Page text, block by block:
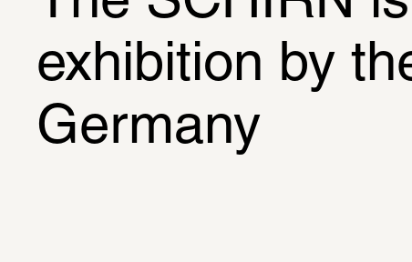
exhibition by
Germany